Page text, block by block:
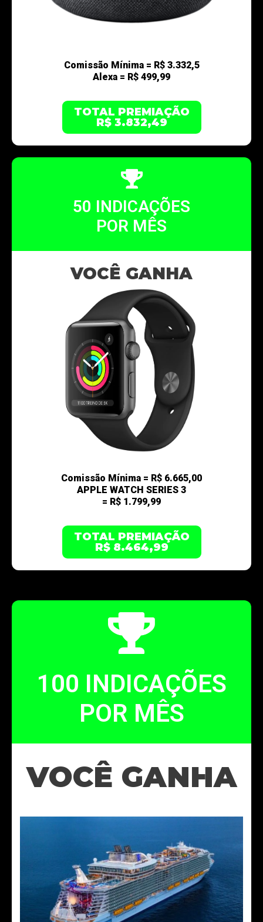
Comissão Mínima = R$ 3.332,5
Alexa = R$ 499,99
TOTAL PREMIAÇÃO
R$ 3.832,49
50 INDICAÇÕES
POR MÊS
VOCÊ GANHA
Comissão Mínima = R$ 6.665,00
APPLE WATCH SERIES 3
= R$ 1.799,99
TOTAL PREMIAÇÃO
R$ 8.464,99
100 INDICAÇÕES
POR MÊS
VOCÊ GANHA